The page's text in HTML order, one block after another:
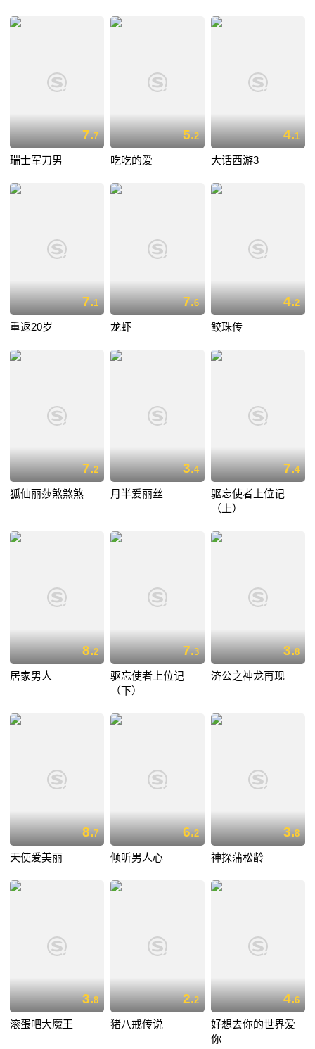
7.7
瑞士军刀男
5.2
吃吃的爱
4.1
大话西游3
7.1
重返20岁
7.6
龙虾
4.2
鲛珠传
7.2
狐仙丽莎煞煞煞
3.4
月半爱丽丝
7.4
驱忘使者上位记
（上）
8.2
居家男人
7.3
驱忘使者上位记
（下）
3.8
济公之神龙再现
8.7
天使爱美丽
6.2
倾听男人心
3.8
神探蒲松龄
3.8
滚蛋吧大魔王
2.2
猪八戒传说
4.6
好想去你的世界爱
你